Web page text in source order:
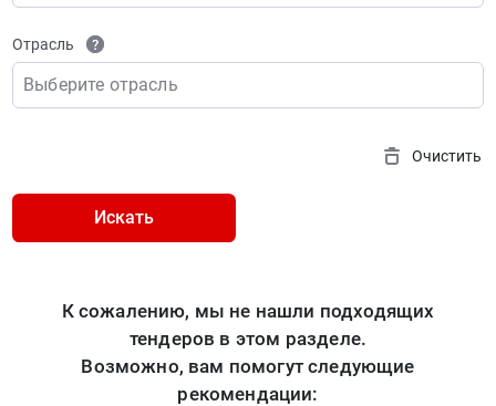
Отрасль
Выберите отрасль
Очистить
Искать
К сожалению, мы не нашли подходящих
тендеров в этом разделе.
Возможно, вам помогут следующие
рекомендации: